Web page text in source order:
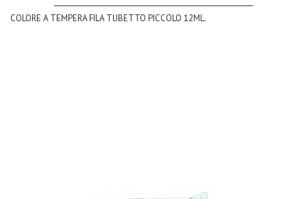
Aggiungi
alla
COLORE A TEMPERA FILA TUBETTO PICCOLO 12ML.